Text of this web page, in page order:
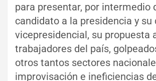
para presentar, por intermedio
candidato a la presidencia y su
vicepresidencial, su propuesta
trabajadores del país,
otros tantos sectores
improvisación e ineficiencias